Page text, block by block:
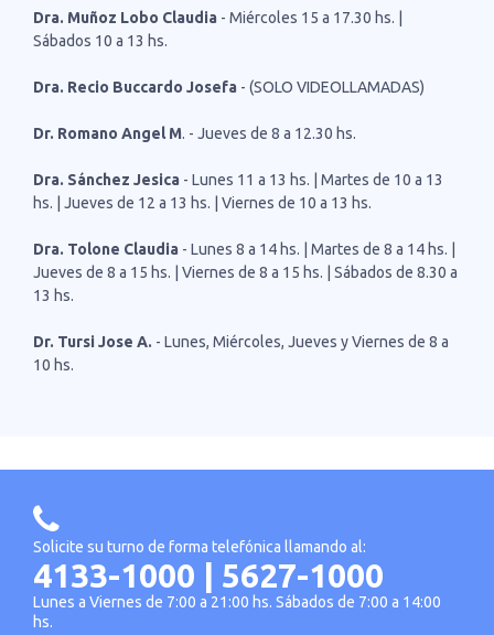
Dra. Muñoz Lobo Claudia - Miércoles 15 a 17.30 hs. |
Sábados 10 a 13 hs.
Dra. Recio Buccardo Josefa - (SOLO VIDEOLLAMADAS)
Dr. Romano Angel M. - Jueves de 8 a 12.30 hs.
Dra. Sánchez Jesica - Lunes 11 a 13 hs. | Martes de 10 a 13
hs. | Jueves de 12 a 13 hs. | Viernes de 10 a 13 hs.
Dra. Tolone Claudia - Lunes 8 a 14 hs. | Martes de 8 a 14 hs. |
Jueves de 8 a 15 hs. | Viernes de 8 a 15 hs. | Sábados de 8.30 a
13 hs.
Dr. Tursi Jose A. - Lunes, Miércoles, Jueves y Viernes de 8 a
10 hs.
Solicite su turno de forma telefónica llamando al:
4133-1000 5627-1000
Lunes a Viernes de 7:00 a 21:00 hs. Sábados de 7:00 a 14:00
hs.